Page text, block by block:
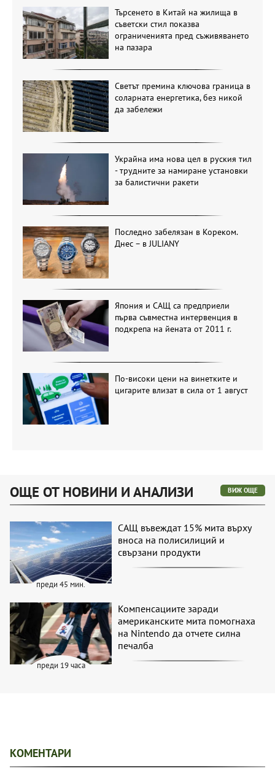
Търсенето в Китай на жилища в
съветски стил показва
ограниченията пред съживяването
на пазара
Светът премина ключова граница в
соларната енергетика, без никой
да забележи
Украйна има нова цел в руския тил
- трудните за намиране установки
за балистични ракети
Последно забелязан в Кореком.
Днес – в JULIANY
Япония и САЩ са предприели
първа съвместна интервенция в
подкрепа на йената от 2011 г.
По-високи цени на винетките и
цигарите влизат в сила от 1 август
ОЩЕ ОТ НОВИНИ И АНАЛИЗИ ВИЖ ОЩЕ
преди 45 мин.
САЩ въвеждат 15% мита върху
вноса на полисилиций и
свързани продукти
преди 19 часа
Компенсациите заради
американските мита помогнаха
на Nintendo да отчете силна
печалба
КОМЕНТАРИ